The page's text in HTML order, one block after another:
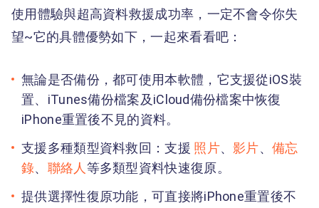
使用體驗與超高資料救援成功率，一定不會令你失
望~它的具體優勢如下，一起來看看吧：
無論是否備份，都可使用本軟體，它支援從iOS裝
置、iTunes備份檔案及iCloud備份檔案中恢復
iPhone重置後不見的資料。
支援多種類型資料救回：支援 照片、影片、備忘
錄、 聯絡人 等多類型資料快速復原。
提供選擇性復原功能，可直接將iPhone重置後不